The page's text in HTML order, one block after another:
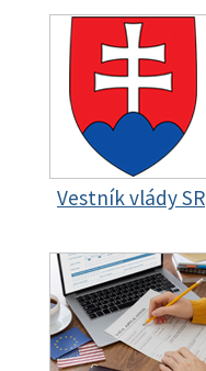
Vestník vlády SR